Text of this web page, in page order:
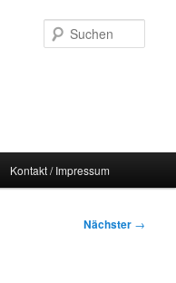
Kontakt / Impressum
Nächster →